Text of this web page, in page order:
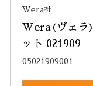
Wera社
Wera(ヴェラ
ット 021909
05021909001